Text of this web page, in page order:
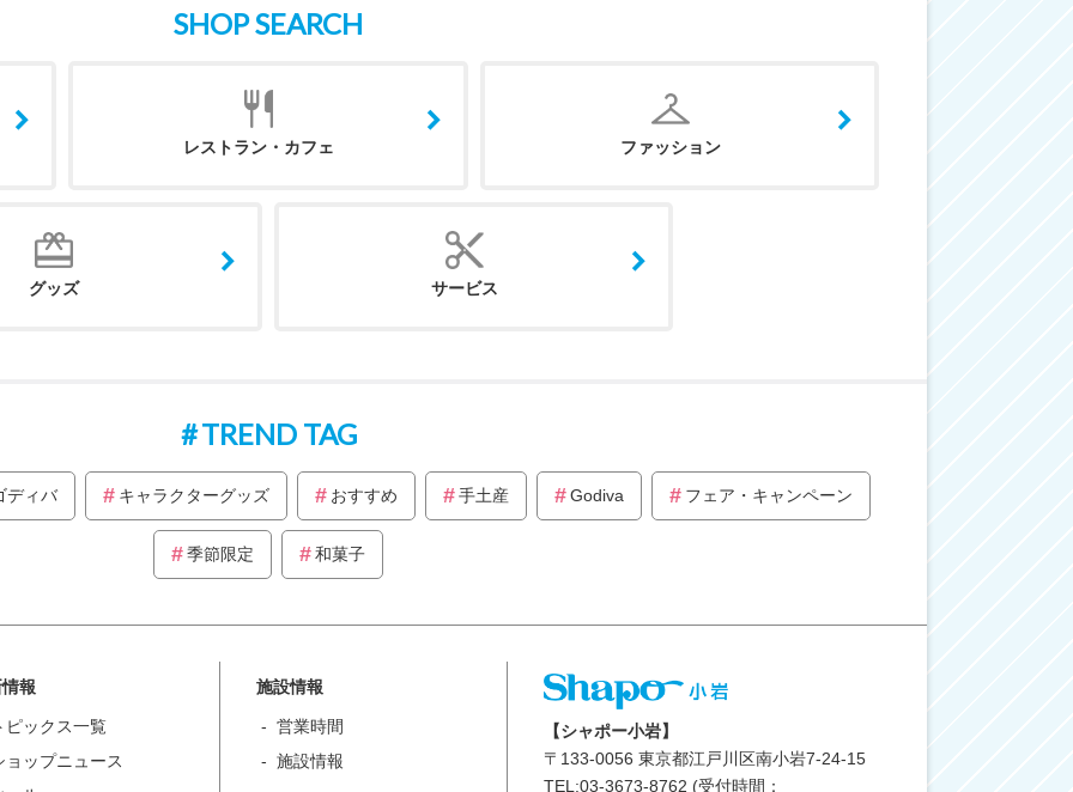
SHOP SEARCH
レストラン・カフェ ファッション
グッズ サービス
TREND TAG
ディバ キャラクターグッズ おすすめ 手土産 Godiva フェア・キャンペーン
季節限定 和菓子
報
ピックス一覧
ョップニュース
施設情報
営業時間
施設情報
【シャポー小岩】
〒 133-0056 東京都江戸川区南小岩7-24-15
TEL:03-3673-8762 (受付時間：